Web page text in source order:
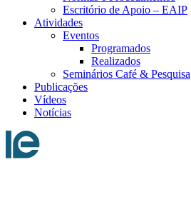
Escritório de Apoio – EAIP
Atividades
Eventos
Programados
Realizados
Seminários Café & Pesquisa
Publicações
Vídeos
Notícias